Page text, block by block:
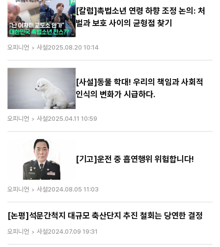
[칼럼]촉법소년 연령 하향 조정 논의: 처
벌과 보호 사이의 균형점 찾기
오피니언 사설2025.08.20 10:14
[사설]동물 학대! 우리의 책임과 사회적
인식의 변화가 시급하다.
오피니언 사설2025.04.11 10:59
[기고]운전 중 흡연행위 위험합니다!
오피니언 사설2024.08.05 11:03
[논평]석문간척지 대규모 축산단지 추진 철회는 당연한 결정
오피니언 사설2024.07.09 19:31